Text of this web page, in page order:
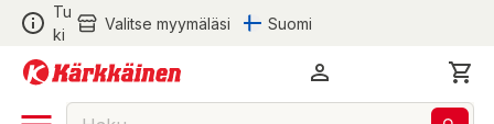
Tu
ki
Valitse myymäläsi Suomi